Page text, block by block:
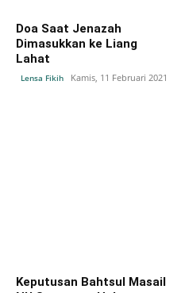
Doa Saat Jenazah
Dimasukkan ke Liang
Lahat
Lensa Fikih Kamis, 11 Februari 2021
Keputusan Bahtsul Masail